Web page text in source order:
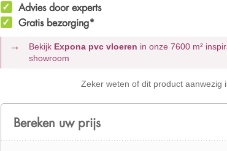
Advies door experts
Gratis bezorging*
Bekijk Expona pvc vloeren in onze 7600 m²
showroom
Zeker weten of dit product aanwezig
Bereken uw prijs